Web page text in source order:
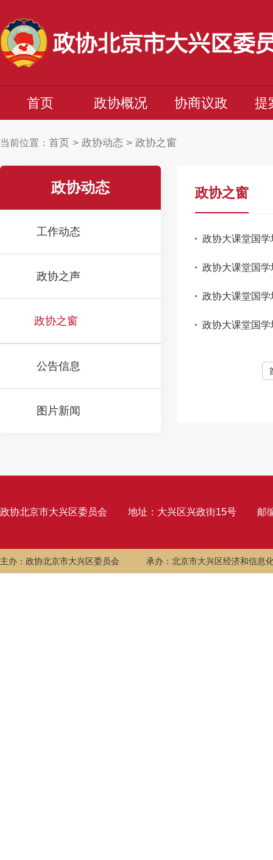
首页 政协概况 协商议政 提
当前位置： 首页 > 政协动态 > 政协之窗
政协动态
工作动态
政协之声
政协之窗
公告信息
图片新闻
政协之窗
政协大课堂国
政协大课堂国
政协大课堂国
政协大课堂国
政协北京市大兴区委员会 地址：大兴区兴政街15号 邮
主办：政协北京市大兴区委员会 承办：北京市大兴区经济和信息